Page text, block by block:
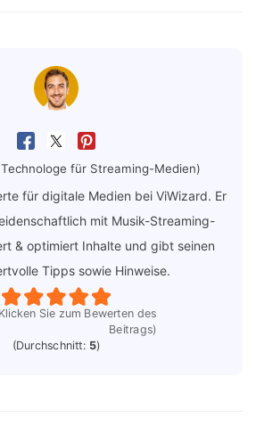
für Streaming-Medien)
für digitale Medien bei ViWizard. Er
mit Musik-Streaming-
& optimiert Inhalte und gibt seinen
Tipps sowie Hinweise.
Sie zum Bewerten des
Beitrags)
(Durchschnitt: 5)